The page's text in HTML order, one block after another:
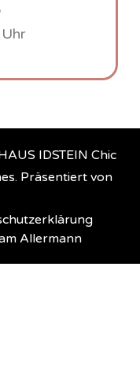
IDSTEIN Chic
. Präsentiert von
Allermann